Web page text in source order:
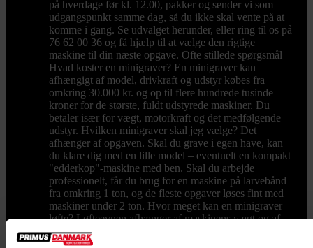
på hverdage før kl. 12.00, pakker og sender vi som
udgangspunkt samme dag, så du ikke skal vente på at
komme i gang. Se udvalget herunder, eller ring til os på
76 62 00 36 og få hjælp til at vælge den rigtige
maskine til din næste opgave. Ofte stillede spørgsmål
Hvad koster en minigraver? En minigraver kan
afhængigt af model, drivkraft og udstyr købes fra
omkring 30.000 kr. og op til flere hundrede tusinde
kroner for de største, fuldt udstyrede maskiner. Du
betaler især for vægt, motorkraft og det medfølgende
udstyr. Hvilken minigraver skal jeg vælge? Det
afhænger af opgaven. Skal du grave i egen have, kan
du klare dig med en lille model – eventuelt en kompakt
"edderkop"-maskine med ben. Skal du arbejde
professionelt, får du brug for en maskine på larvebånd
fra omkring 1 ton, og de fleste opgaver løses fint med
maskiner under 2 ton. Hvor meget kan en minigraver
løfte? Løfteevnen afhænger af maskinens vægt og af,
hvor langt gravearmen er strakt ud. Når armen er tæt
på maskinen, kan en minigraver typisk løfte mellem 25